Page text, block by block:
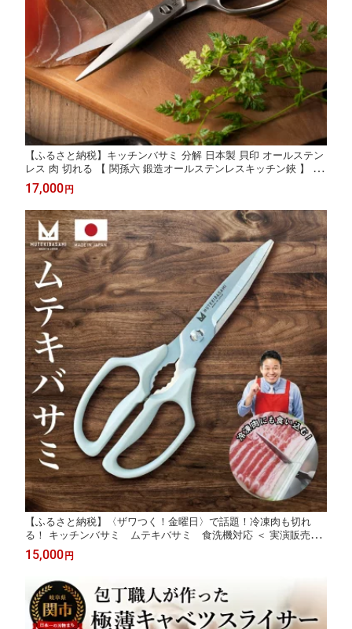
【ふるさと納税】キッチンバサミ 分解 日本製 貝印 オールステン
レス 肉 切れる 【 関孫六 鍛造オールステンレスキッチン鋏 】 鍛
造 一体型 分解可能 キッチンばさみ キッチンはさみ 調理器具 キ
ッチンツール ギフト 贈り物 H15-05 アウトドア
17,000 円
【ふるさと納税】〈ザワつく！金曜日〉で話題！冷凍肉も切れ
る！ キッチンバサミ ムテキバサミ 食洗機対応 ＜ 実演販売士
レジェンド松下 おすすめ ＞ キッチンハサミ メディアで話題 無敵
ばさみ 無敵はさみ 無敵 ムテキ 食洗器
15,000 円